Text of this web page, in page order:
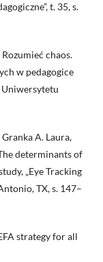
t. 35, s.
chaos.
w pedagogice
A. Laura,
determinants of
„Eye Tracking
TX, s. 147–
strategy for all